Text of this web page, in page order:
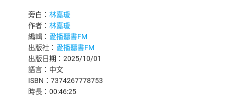
旁白： 林嘉瑗
作者： 林嘉瑗
編輯： 愛播聽書FM
出版社： 愛播聽書FM
出版日期：2025/10/01
語言：中文
ISBN：7374267778753
時長：00:46:25